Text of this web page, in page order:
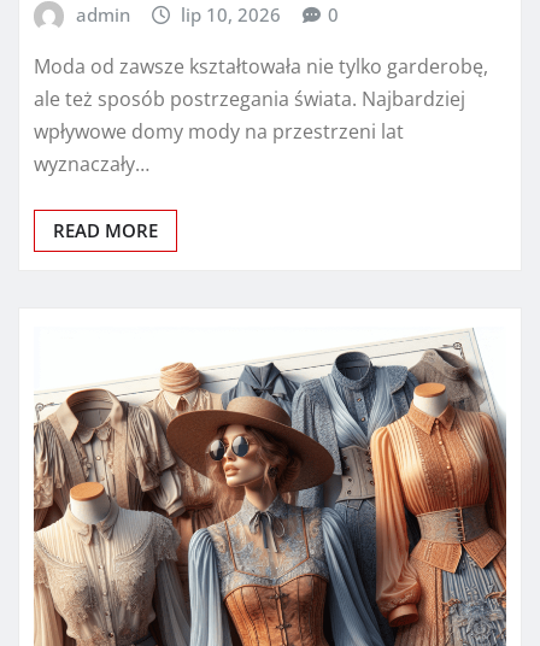
admin lip 10, 2026 0
Moda od zawsze kształtowała nie tylko garderobę,
ale też sposób postrzegania świata. Najbardziej
wpływowe domy mody na przestrzeni lat
wyznaczały…
READ MORE